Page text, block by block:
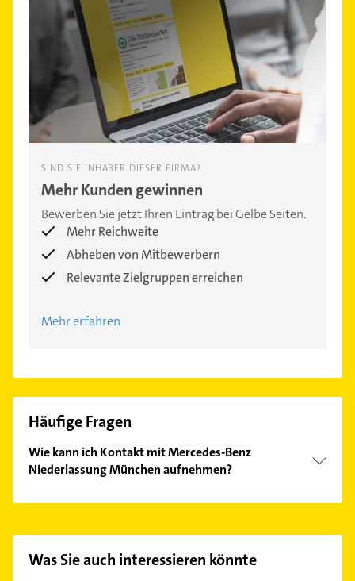
SIND SIE INHABER DIESER FIRMA?
Mehr Kunden gewinnen
Bewerben Sie jetzt Ihren Eintrag bei Gelbe Seiten.
Mehr Reichweite
Abheben von Mitbewerbern
Relevante Zielgruppen erreichen
Mehr erfahren
Häufige Fragen
Wie kann ich Kontakt mit Mercedes-Benz
Niederlassung München aufnehmen?
Hier finden Sie alleKontaktdaten
Was Sie auch interessieren könnte